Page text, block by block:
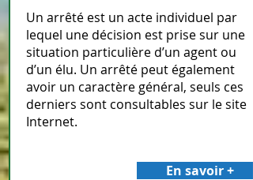
Un arrêté est un acte individuel par
lequel une décision est prise sur une
situation particulière d’un agent ou
d’un élu. Un arrêté peut également
avoir un caractère général, seuls ces
derniers sont consultables sur le site
Internet.
En savoir +